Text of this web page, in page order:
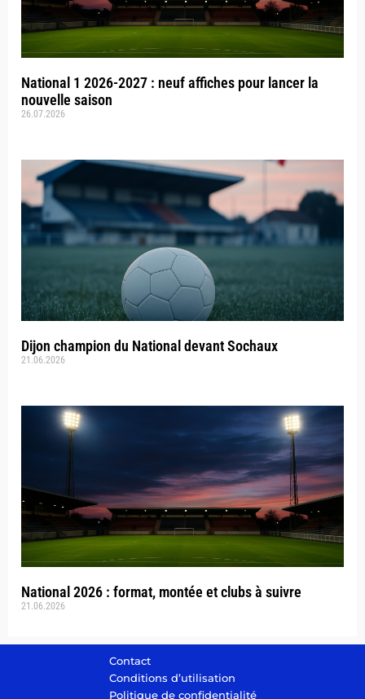
National 1 2026-2027 : neuf affiches pour lancer la
nouvelle saison
26.07.2026
Dijon champion du National devant Sochaux
21.06.2026
National 2026 : format, montée et clubs à suivre
21.06.2026
Contact
Conditions d’utilisation
Politique de confidentialité